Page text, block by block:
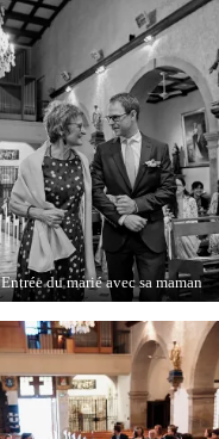
Entrée du marié avec sa maman